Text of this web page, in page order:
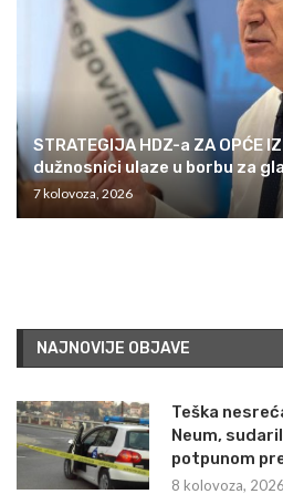
STRATEGIJA HDZ-a ZA OPĆE
dužnosnici ulaze u borbu za
7 kolovoza, 2026
NAJNOVIJE OBJAVE
Teška
Neum,
potpunom
8 kolovoza, 2026